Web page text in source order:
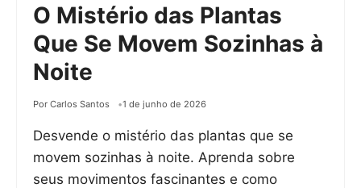
O Mistério das Plantas
Que Se Movem Sozinhas à
Noite
Por Carlos Santos 1 de junho de 2026
Desvende o mistério das plantas que se
movem sozinhas à noite. Aprenda sobre
seus movimentos fascinantes e como